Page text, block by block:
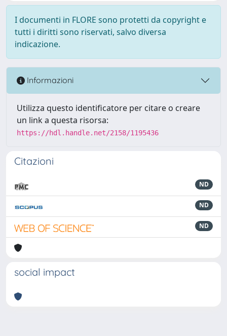
I documenti in FLORE sono protetti da copyright e
tutti i diritti sono riservati, salvo diversa
indicazione.
Informazioni
Utilizza questo identificatore per citare o creare
un link a questa risorsa:
https://hdl.handle.net/2158/1195436
Citazioni
ND
ND
ND
social impact